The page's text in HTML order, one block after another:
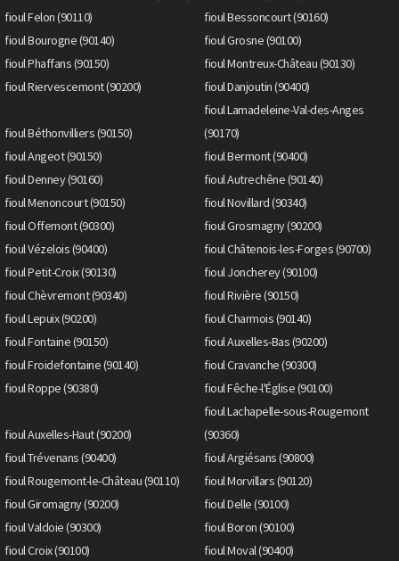
fioul Felon (90110)
fioul Bessoncourt (90160)
fioul Bourogne (90140)
fioul Grosne (90100)
fioul Phaffans (90150)
fioul Montreux-Château (90130)
fioul Riervescemont (90200)
fioul Danjoutin (90400)
fioul Béthonvilliers (90150)
fioul Lamadeleine-Val-des-Anges
(90170)
fioul Angeot (90150)
fioul Bermont (90400)
fioul Denney (90160)
fioul Autrechêne (90140)
fioul Menoncourt (90150)
fioul Novillard (90340)
fioul Offemont (90300)
fioul Grosmagny (90200)
fioul Vézelois (90400)
fioul Châtenois-les-Forges (90700)
fioul Petit-Croix (90130)
fioul Joncherey (90100)
fioul Chèvremont (90340)
fioul Rivière (90150)
fioul Lepuix (90200)
fioul Charmois (90140)
fioul Fontaine (90150)
fioul Auxelles-Bas (90200)
fioul Froidefontaine (90140)
fioul Cravanche (90300)
fioul Roppe (90380)
fioul Fêche-l'Église (90100)
fioul Auxelles-Haut (90200)
fioul Lachapelle-sous-Rougemont
(90360)
fioul Trévenans (90400)
fioul Argiésans (90800)
fioul Rougemont-le-Château (90110)
fioul Morvillars (90120)
fioul Giromagny (90200)
fioul Delle (90100)
fioul Valdoie (90300)
fioul Boron (90100)
fioul Croix (90100)
fioul Moval (90400)